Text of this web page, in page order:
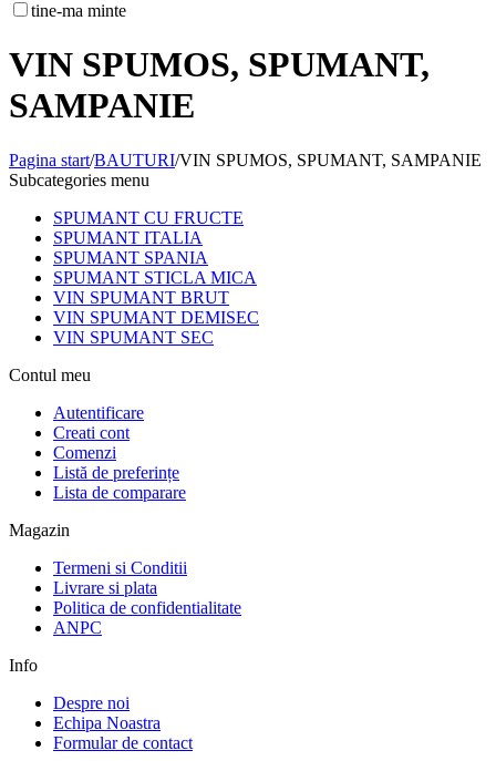
tine-ma minte
VIN SPUMOS, SPUMANT,
SAMPANIE
Pagina start/BAUTURI/VIN SPUMOS, SPUMANT, SAMPANIE
Subcategories menu
SPUMANT CU FRUCTE
SPUMANT ITALIA
SPUMANT SPANIA
SPUMANT STICLA MICA
VIN SPUMANT BRUT
VIN SPUMANT DEMISEC
VIN SPUMANT SEC
Contul meu
Autentificare
Creati cont
Comenzi
Listă de preferințe
Lista de comparare
Magazin
Termeni si Conditii
Livrare si plata
Politica de confidentialitate
ANPC
Info
Despre noi
Echipa Noastra
Formular de contact